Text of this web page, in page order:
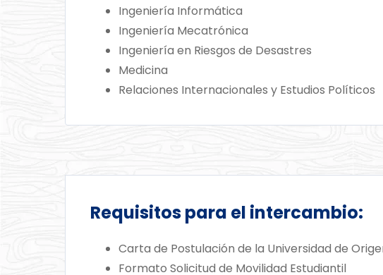
Ingeniería Informática
Ingeniería Mecatrónica
Ingeniería en Riesgos de Desastres
Medicina
Relaciones Internacionales y Estudios Políticos
Requisitos para el intercambio:
Carta de Postulación de la Universidad de
Formato Solicitud de Movilidad Estudiantil